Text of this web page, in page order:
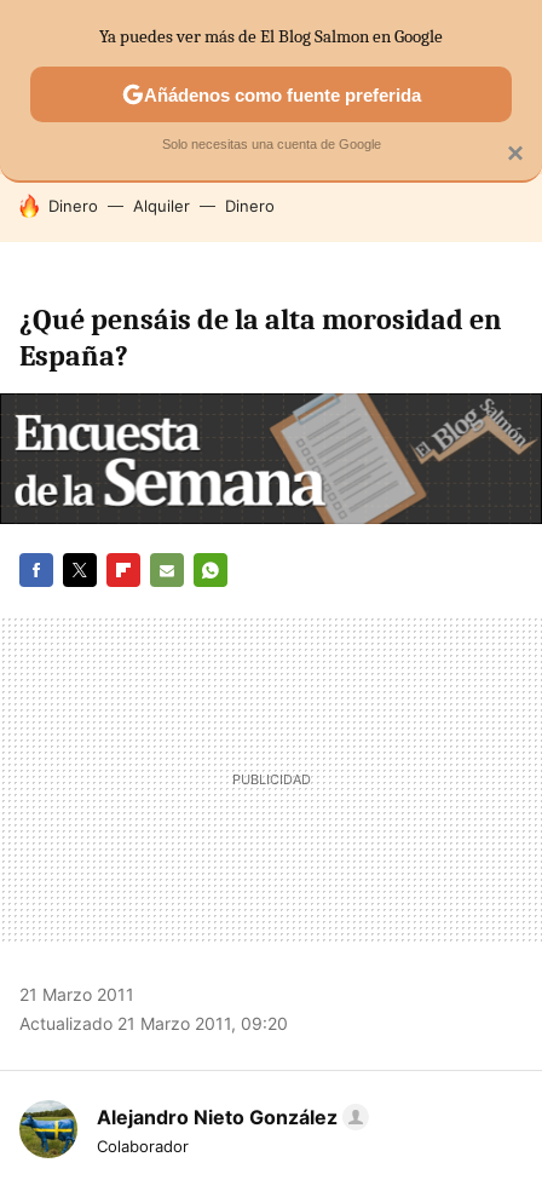
SECTORES ECONOMÍA DOMÉSTICA MERCADOS
HOY SE HABLA DE
Dinero Alquiler Dinero
¿Qué pensáis de la alta morosidad en
España?
MAIL
21 Marzo 2011
Actualizado 21 Marzo 2011, 09:20
Alejandro Nieto González
Colaborador
×
Ya puedes ver más de El Blog Salmon en Google
Añádenos como fuente preferida
Solo necesitas una cuenta de Google